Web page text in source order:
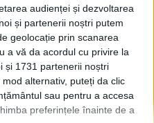
audienței și dezvoltarea
și partenerii noștri putem
geolocație prin scanarea
a vă da acordul cu privire la
și 1731 partenerii noștri
alternativ, puteți da clic
sau pentru a accesa
preferințele înainte de a